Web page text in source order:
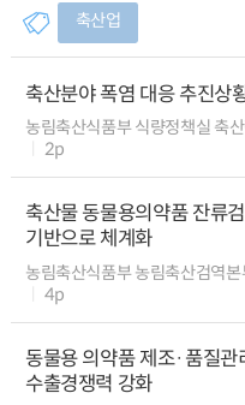
축산업
축산분야 폭염 대응 추진상
농림축산식품부 식량정책실 축
2p
축산물 동물용의약품 잔류
기반으로 체계화
농림축산식품부 농림축산검역
4p
동물용 의약품 제조·품질
수출경쟁력 강화